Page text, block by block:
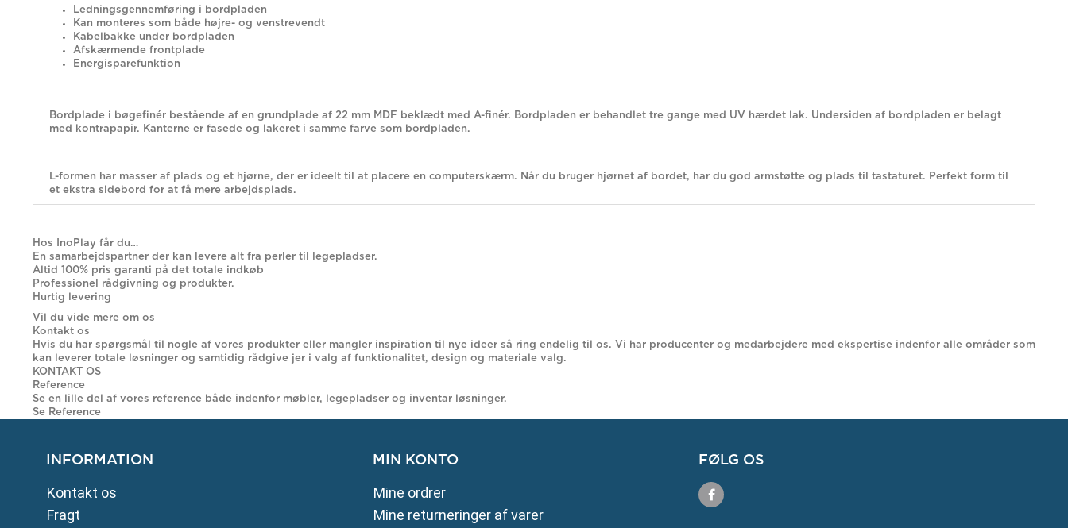
Ledningsgennemføring i bordpladen
Kan monteres som både højre- og venstrevendt
Kabelbakke under bordpladen
Afskærmende frontplade
Energisparefunktion
Bordplade i bøgefinér bestående af en grundplade af 22 mm MDF beklædt med A-finér. Bordpladen er behandlet tre gange med UV hærdet lak. Undersiden af bordpladen er belagt
med kontrapapir. Kanterne er fasede og lakeret i samme farve som bordpladen.
L-formen har masser af plads og et hjørne, der er ideelt til at placere en computerskærm. Når du bruger hjørnet af bordet, har du god armstøtte og plads til tastaturet. Perfekt form til
et ekstra sidebord for at få mere arbejdsplads.
Hos InoPlay får du…
En samarbejdspartner der kan levere alt fra perler til legepladser.
Altid 100% pris garanti på det totale indkøb
Professionel rådgivning og produkter.
Hurtig levering
Vil du vide mere om os
Kontakt os
Hvis du har spørgsmål til nogle af vores produkter eller mangler inspiration til nye ideer så ring endelig til os. Vi har producenter og medarbejdere med ekspertise indenfor alle områder som
kan leverer totale løsninger og samtidig rådgive jer i valg af funktionalitet, design og materiale valg.
KONTAKT OS
Reference
Se en lille del af vores reference både indenfor møbler, legepladser og inventar løsninger.
Se Reference
INFORMATION
Kontakt os
Fragt
MIN KONTO
Mine ordrer
Mine returneringer af varer
FØLG OS